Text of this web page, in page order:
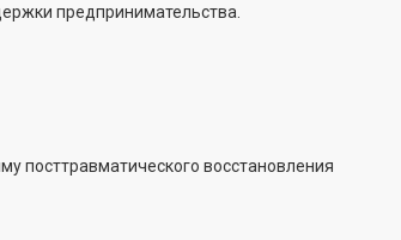
предпринимательства.
посттравматического восстановления